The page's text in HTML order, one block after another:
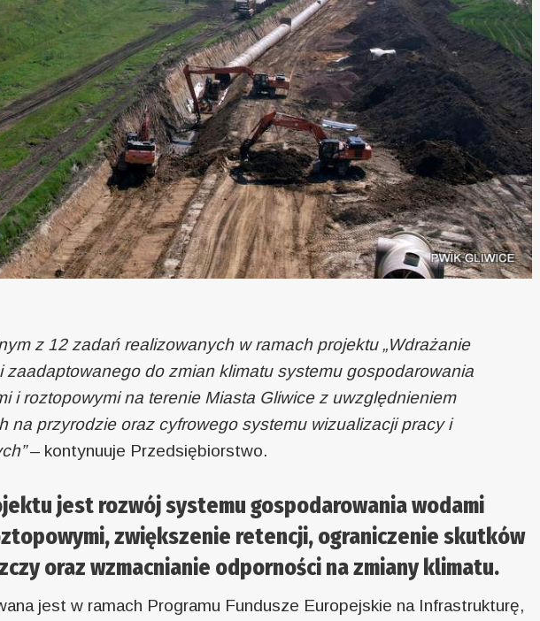
z 12 zadań realizowanych w ramach projektu „Wdrażanie
zaadaptowanego do zmian klimatu systemu gospodarowania
i roztopowymi na terenie Miasta Gliwice z uwzględnieniem
na przyrodzie oraz cyfrowego systemu wizualizacji pracy i
– kontynuuje Przedsiębiorstwo.
jest rozwój systemu gospodarowania wodami
zwiększenie retencji, ograniczenie skutków
oraz wzmacnianie odporności na zmiany klimatu.
jest w ramach Programu Fundusze Europejskie na Infrastrukturę,